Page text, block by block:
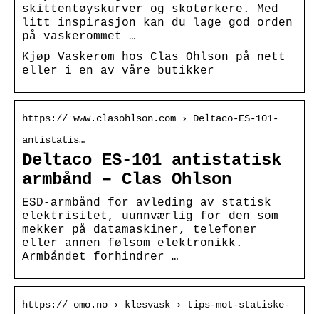
skittentøyskurver og skotørkere. Med
litt inspirasjon kan du lage god orden
på vaskerommet …
Kjøp Vaskerom hos Clas Ohlson på nett
eller i en av våre butikker
https:// www.clasohlson.com › Deltaco-ES-101-
antistatis…
Deltaco ES-101 antistatisk
armbånd – Clas Ohlson
ESD-armbånd for avleding av statisk
elektrisitet, uunnværlig for den som
mekker på datamaskiner, telefoner
eller annen følsom elektronikk.
Armbåndet forhindrer …
https:// omo.no › klesvask › tips-mot-statiske-